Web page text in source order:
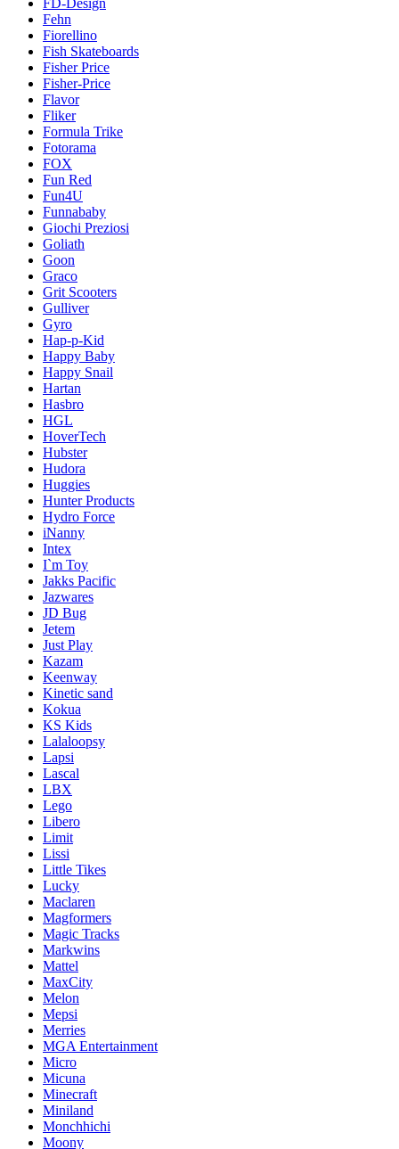
FD-Design
Fehn
Fiorellino
Fish Skateboards
Fisher Price
Fisher-Price
Flavor
Fliker
Formula Trike
Fotorama
FOX
Fun Red
Fun4U
Funnababy
Giochi Preziosi
Goliath
Goon
Graco
Grit Scooters
Gulliver
Gyro
Hap-p-Kid
Happy Baby
Happy Snail
Hartan
Hasbro
HGL
HoverTech
Hubster
Hudora
Huggies
Hunter Products
Hydro Force
iNanny
Intex
I`m Toy
Jakks Pacific
Jazwares
JD Bug
Jetem
Just Play
Kazam
Keenway
Kinetic sand
Kokua
KS Kids
Lalaloopsy
Lapsi
Lascal
LBX
Lego
Libero
Limit
Lissi
Little Tikes
Lucky
Maclaren
Magformers
Magic Tracks
Markwins
Mattel
MaxCity
Melon
Mepsi
Merries
MGA Entertainment
Micro
Micuna
Minecraft
Miniland
Monchhichi
Moony